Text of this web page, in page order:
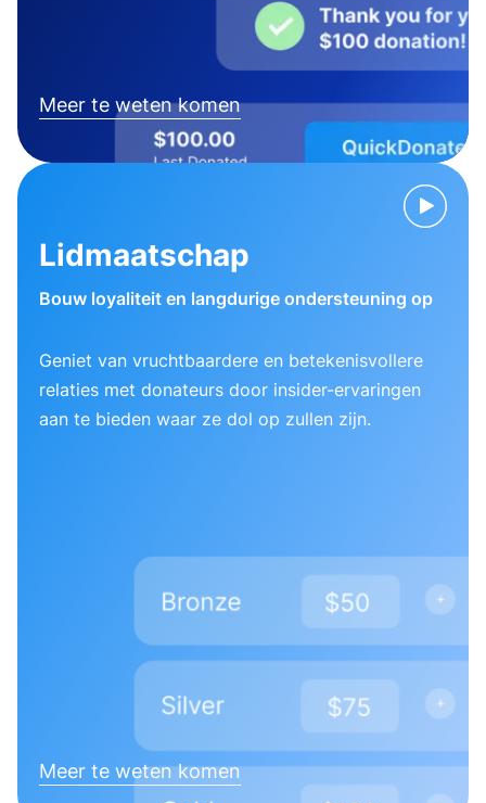
Meer te weten komen
Lidmaatschap
Bouw loyaliteit en langdurige ondersteuning op
Geniet van vruchtbaardere en betekenisvollere
relaties met donateurs door insider-ervaringen
aan te bieden waar ze dol op zullen zijn.
Meer te weten komen